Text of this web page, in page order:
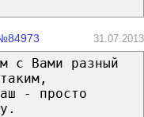
31.07.2013
с Вами разный
- просто